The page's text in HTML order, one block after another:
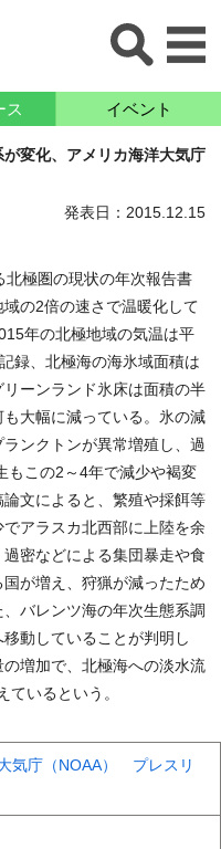
ス イベント
変化、アメリカ海洋大気庁
発表日：2015.12.15
極圏の現状の年次報告書
域の2倍の速さで温暖化して
年の北極地域の気温は平
録、北極海の海氷域面積は
ーンランド氷床は面積の半
大幅に減っている。氷の減
ンクトンが異常増殖し、過
もこの2～4年で減少や褐変
文によると、繁殖や採餌等
アラスカ北西部に上陸を余
密などによる集団暴走や食
が増え、狩猟が減ったため
バレンツ海の年次生態系調
動していることが判明し
増加で、北極海への淡水流
いるという。
気庁（NOAA） プレスリ